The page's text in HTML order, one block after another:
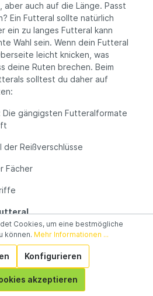
auch auf die Länge. Passt
Ein Futteral sollte natürlich
ein zu langes Futteral kann
Wahl sein. Wenn dein Futteral
leicht knicken, was
deine Ruten brechen. Beim
solltest du daher auf
Die gängigsten Futteralformate
Reißverschlüsse
Fächer
ist das Futteral, das deinen
bietet und leicht im Auto
transportieren ist. Ein
das Beste zu bezeichnen, ist
Bedürfnisse hat. Es ist
Cookies, um eine bestmögliche
können. Mehr Informationen ...
Konfigurieren
akzeptieren